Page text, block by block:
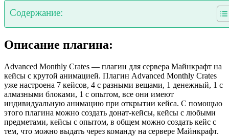
Содержание:
Описание плагина:
Advanced Monthly Crates — плагин для сервера Майнкрафт на
кейсы с крутой анимацией. Плагин Advanced Monthly Crates
уже настроена 7 кейсов, 4 с разными вещами, 1 денежный, 1 с
алмазными блоками, 1 с опытом, все они имеют
индивидуальную анимацию при открытии кейса. С помощью
этого плагина можно создать донат-кейсы, кейсы с любыми
предметами, кейсы с опытом, в общем можно создать кейс с
тем, что можно выдать через команду на сервере Майнкрафт.